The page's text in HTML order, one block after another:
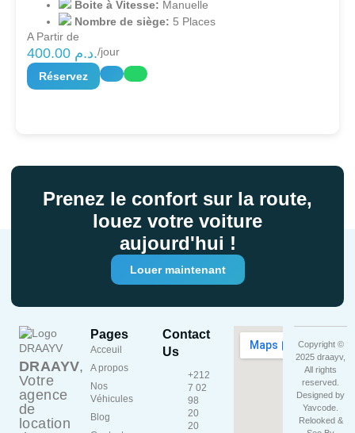
Boite à Vitesse: Manuelle
Nombre de siège: 5 Places
A Partir de
400.00 د.م./jour
Réservez
Prenez le confort sur la route,
louez votre voiture
aujourd'hui !
Louer maintenant
DRAAYV,
Votre
agence
de
location
Pages
Acceuil
A propos
Nos
Véhicules
Blog
Contact
Us
+212
7 02
98
20
20
Copyright ©
2025 draayv,
All rights
reserved.
Designed by
Yavcode
Relooked &